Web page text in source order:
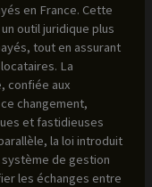
en France. Cette
outil juridique plus
tout en assurant
La
confiée aux
changement,
et fastidieuses
la loi introduit
de gestion
les échanges entre